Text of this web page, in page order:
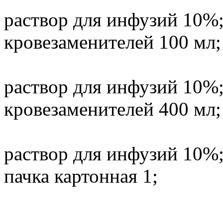
раствор для инфузий
кровезаменителей 100 мл;
раствор для инфузий
кровезаменителей 400 мл;
раствор для инфузий
пачка картонная 1;